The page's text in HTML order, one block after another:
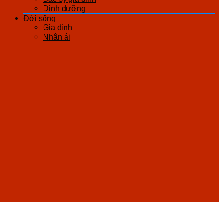
Dinh dưỡng
Đời sống
Gia đình
Nhân ái